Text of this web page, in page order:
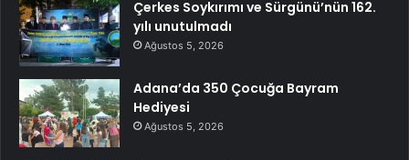
Çerkes Soykırımı ve Sürgünü’nün 162.
yılı unutulmadı
Ağustos 5, 2026
Adana’da 350 Çocuğa Bayram
Hediyesi
Ağustos 5, 2026